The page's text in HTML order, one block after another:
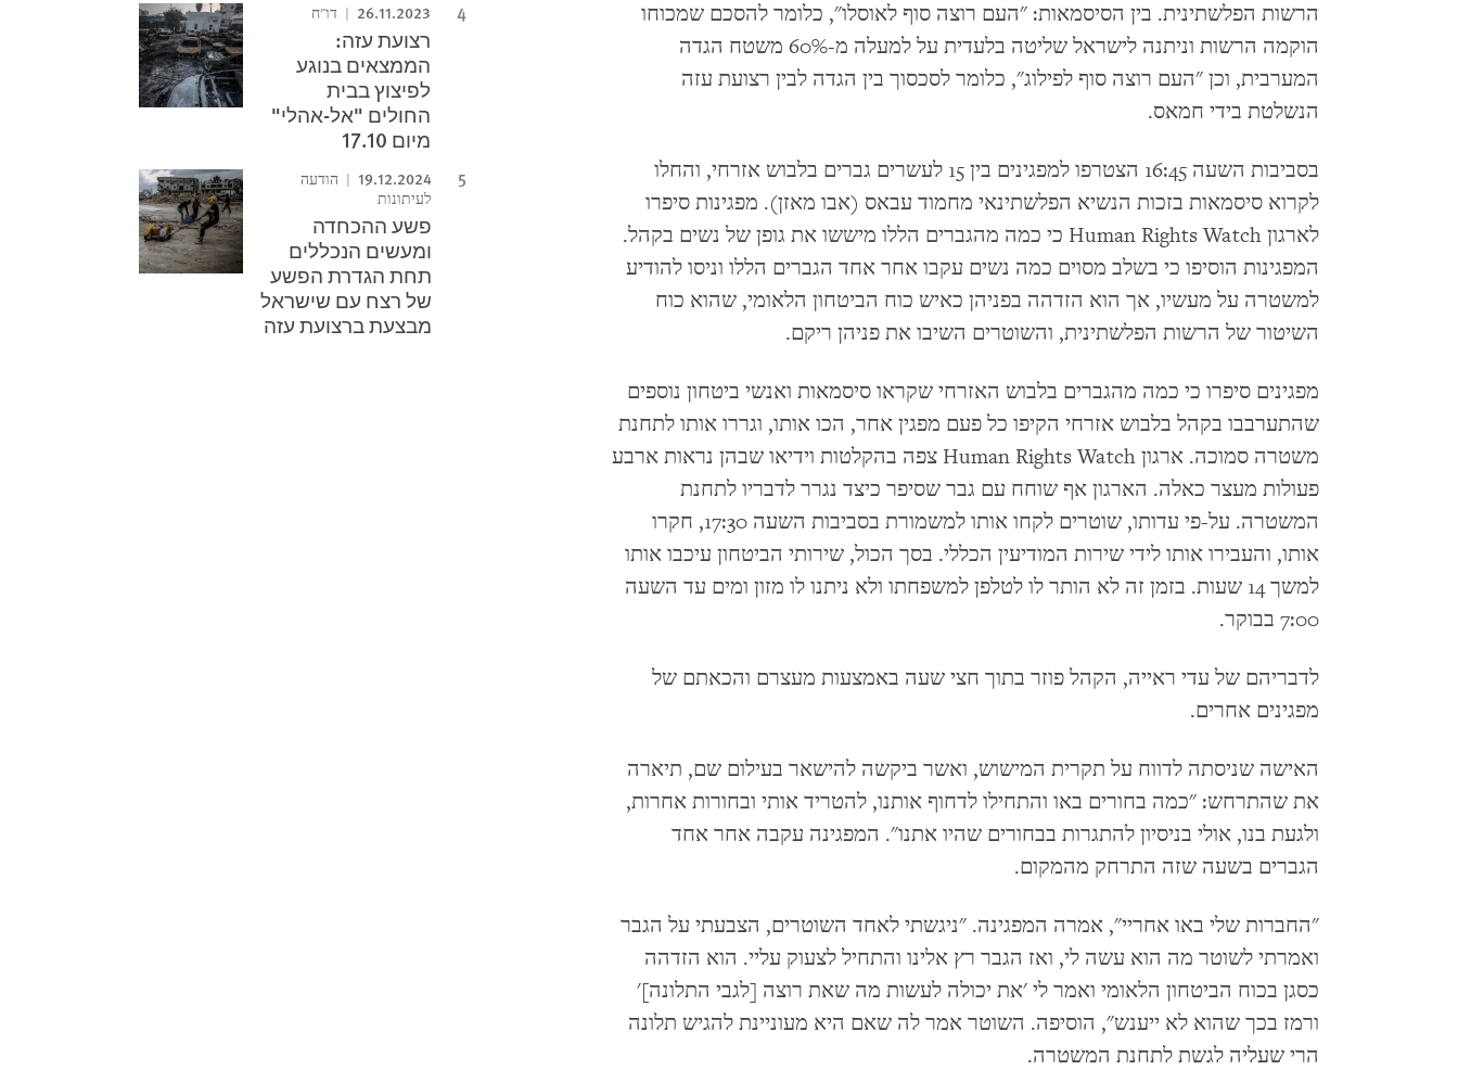
הרשות הפלשתינית. בין הסיסמאות: "העם רוצה סוף לאוסלו", כלומר להסכם שמכוחו
הוקמה הרשות וניתנה לישראל שליטה בלעדית על למעלה מ-60% משטח הגדה
המערבית, וכן "העם רוצה סוף לפילוג", כלומר לסכסוך בין הגדה לבין רצועת עזה
הנשלטת בידי חמאס.
בסביבות השעה 16:45 הצטרפו למפגינים בין 15 לעשרים גברים בלבוש אזרחי, והחלו
לקרוא סיסמאות בזכות הנשיא הפלשתינאי מחמוד עבאס (אבו מאזן). מפגינות סיפרו
לארגון Human Rights Watch כי כמה מהגברים הללו מיששו את גופן של נשים בקהל.
המפגינות הוסיפו כי בשלב מסוים כמה נשים עקבו אחר אחד הגברים הללו וניסו להודיע
למשטרה על מעשיו, אך הוא הזדהה בפניהן כאיש כוח הביטחון הלאומי, שהוא כוח
השיטור של הרשות הפלשתינית, והשוטרים השיבו את פניהן ריקם.
מפגינים סיפרו כי כמה מהגברים בלבוש האזרחי שקראו סיסמאות ואנשי ביטחון נוספים
שהתערבבו בקהל בלבוש אזרחי הקיפו כל פעם מפגין אחר, הכו אותו, וגררו אותו לתחנת
משטרה סמוכה. ארגון Human Rights Watch צפה בהקלטות וידיאו שבהן נראות ארבע
פעולות מעצר כאלה. הארגון אף שוחח עם גבר שסיפר כיצד נגרר לדבריו לתחנת
המשטרה. על-פי עדותו, שוטרים לקחו אותו למשמורת בסביבות השעה 17:30, חקרו
אותו, והעבירו אותו לידי שירות המודיעין הכללי. בסך הכול, שירותי הביטחון עיכבו אותו
למשך 14 שעות. בזמן זה לא הותר לו לטלפן למשפחתו ולא ניתנו לו מזון ומים עד השעה
7:00 בבוקר.
לדבריהם של עדי ראייה, הקהל פוזר בתוך חצי שעה באמצעות מעצרם והכאתם של
מפגינים אחרים.
האישה שניסתה לדווח על תקרית המישוש, ואשר ביקשה להישאר בעילום שם, תיארה
את שהתרחש: "כמה בחורים באו והתחילו לדחוף אותנו, להטריד אותי ובחורות אחרות,
ולגעת בנו, אולי בניסיון להתגרות בבחורים שהיו אתנו". המפגינה עקבה אחר אחד
הגברים בשעה שזה התרחק מהמקום.
"החברות שלי באו אחריי", אמרה המפגינה. "ניגשתי לאחד השוטרים, הצבעתי על הגבר
ואמרתי לשוטר מה הוא עשה לי, ואז הגבר רץ אלינו והתחיל לצעוק עליי. הוא הזדהה
כסגן בכוח הביטחון הלאומי ואמר לי 'את יכולה לעשות מה שאת רוצה [לגבי התלונה]'
ורמז בכך שהוא לא ייענש", הוסיפה. השוטר אמר לה שאם היא מעוניינת להגיש תלונה
הרי שעליה לגשת לתחנת המשטרה.
26.11.2023 דו"ח
רצועת עזה:
הממצאים בנוגע
לפיצוץ בבית
החולים "אל-אהלי"
מיום 17.10
19.12.2024
הודעה
לעיתונות
פשע ההכחדה
ומעשים הנכללים
תחת הגדרת הפשע
של רצח עם שישראל
מבצעת ברצועת עזה